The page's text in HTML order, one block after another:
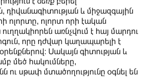
դիվանագիտության և միջազգային
ոլորտը, ոլորտ որի էական
ուղղակիորեն առնչվում է հայ մարդու
որը դժվար կաղապարելի է
Սակայն գիտության և
մեծ հակումները,
ու սթափ մտածողությունը օգնել են